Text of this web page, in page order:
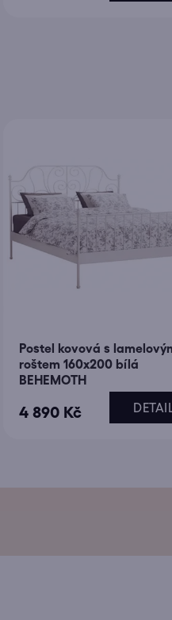
Postel kovová s
roštem 160x200 bílá
BEHEMOTH
4 890 Kč